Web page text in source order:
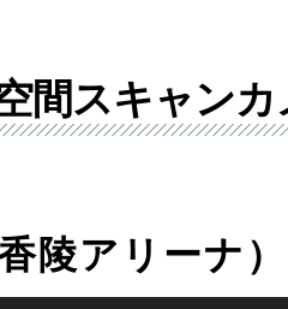
間スキャンカ
陵アリーナ）